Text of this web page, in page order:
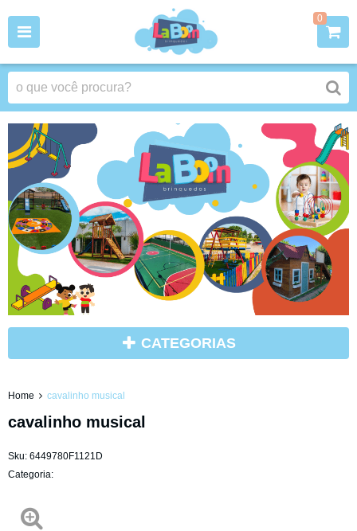
0
CATEGORIAS
Home cavalinho musical
cavalinho musical
Sku: 6449780F1121D
Categoria: